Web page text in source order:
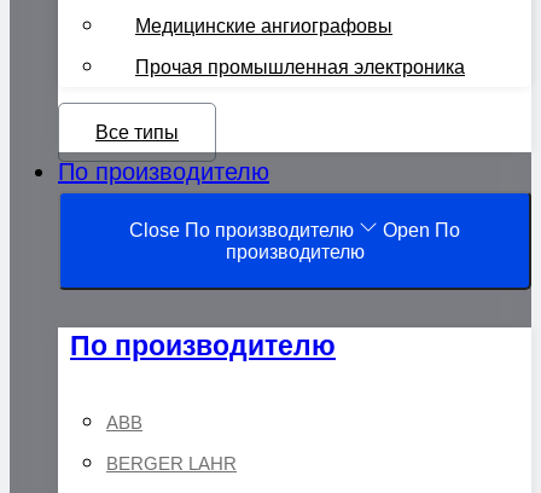
Медицинские ангиографовы
Прочая промышленная электроника
Все типы
По производителю
Close По производителю
Open По
производителю
По производителю
ABB
BERGER LAHR